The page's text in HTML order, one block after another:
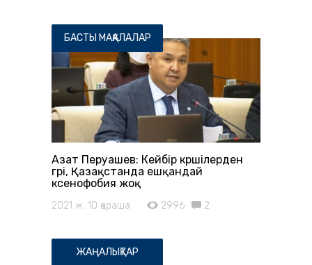
БАСТЫ МАҚАЛАЛАР
Азат Перуашев: Кейбір көршілерден
гөрі, Қазақстанда ешқандай
ксенофобия жоқ
2021 ж. 10 қараша 2996 2
ЖАҢАЛЫҚТАР